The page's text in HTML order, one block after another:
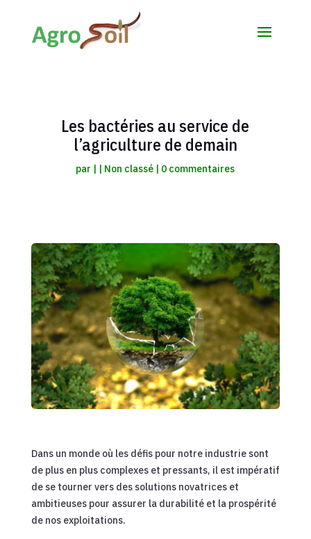
Les bactéries au service de
l’agriculture de demain
par | | Non classé | 0 commentaires
Dans un monde où les défis pour notre industrie sont
de plus en plus complexes et pressants, il est impératif
de se tourner vers des solutions novatrices et
ambitieuses pour assurer la durabilité et la prospérité
de nos exploitations.